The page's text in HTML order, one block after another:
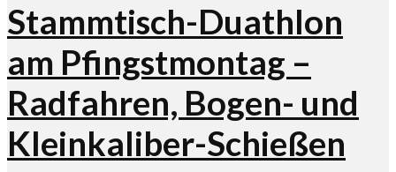
Stammtisch-Duathlon
am Pfingstmontag –
Radfahren, Bogen- und
Kleinkaliber-Schießen